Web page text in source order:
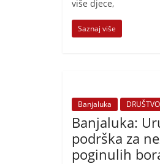
više djece,
Saznaj više
Banjaluka DRUŠTVO
Banjaluka:
podrška za
poginulih